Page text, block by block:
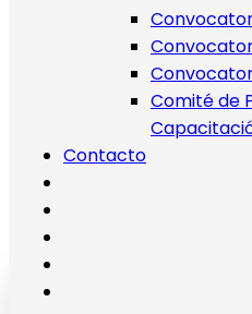
Comité de
Contacto
Ciudad San Miguel